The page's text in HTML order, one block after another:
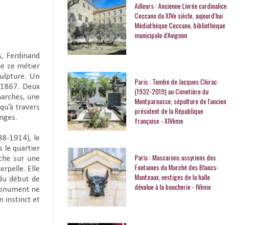
Ferdinand
ce métier
Un
Deux
une
travers
1914), le
le quartier
sur une
Elle
début de
ne
instinct et
Ailleurs : Ancienne Livrée cardinalice
Ceccano du XIVe siècle, aujourd'hui
Médiathèque Ceccano, bibliothèque
municipale d'Avignon
Paris : Tombe de Jacques Chirac
(1932-2019) au Cimetière du
Montparnasse, sépulture de l'ancien
président de la République
française - XIVème
Paris : Mascarons assyriens des
Fontaines du Marché des Blancs-
Manteaux, vestiges de la halle
dévolue à la boucherie - IVème